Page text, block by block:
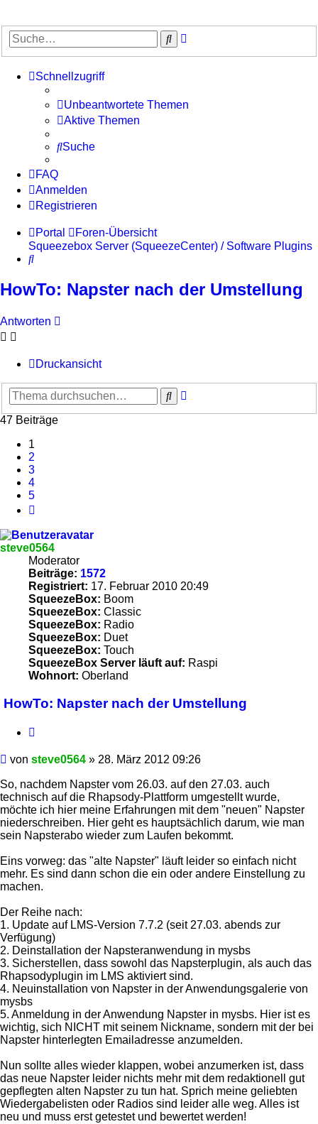
Suche
Schnellzugriff
Unbeantwortete Themen
Aktive Themen
Suche
FAQ
Anmelden
Registrieren
Portal
Foren-Übersicht
Squeezebox Server (SqueezeCenter) / Software Plugins
Suche
HowTo: Napster nach der Umstellung
Antworten
Druckansicht
Suche
47 Beiträge
1
2
3
4
5
steve0564
Moderator
Beiträge: 1572
Registriert: 17. Februar 2010 20:49
SqueezeBox: Boom
SqueezeBox: Classic
SqueezeBox: Radio
SqueezeBox: Duet
SqueezeBox: Touch
SqueezeBox Server läuft auf: Raspi
Wohnort: Oberland
HowTo: Napster nach der Umstellung
Beitrag
von steve0564 » 28. März 2012 09:26
So, nachdem Napster vom 26.03. auf den 27.03. auch
technisch auf die Rhapsody-Plattform umgestellt wurde,
möchte ich hier meine Erfahrungen mit dem "neuen" Napster
niederschreiben. Hier geht es hauptsächlich darum, wie man
sein Napsterabo wieder zum Laufen bekommt.
Eins vorweg: das "alte Napster" läuft leider so einfach nicht
mehr. Es sind dann schon die ein oder andere Einstellung zu
machen.
Der Reihe nach:
1. Update auf LMS-Version 7.7.2 (seit 27.03. abends zur
Verfügung)
2. Deinstallation der Napsteranwendung in mysbs
3. Sicherstellen, dass sowohl das Napsterplugin, als auch das
Rhapsodyplugin im LMS aktiviert sind.
4. Neuinstallation von Napster in der Anwendungsgalerie von
mysbs
5. Anmeldung in der Anwendung Napster in mysbs. Hier ist es
wichtig, sich NICHT mit seinem Nickname, sondern mit der bei
Napster hinterlegten Emailadresse anzumelden.
Nun sollte alles wieder klappen, wobei anzumerken ist, dass
das neue Napster leider nichts mehr mit dem redaktionell gut
gepflegten alten Napster zu tun hat. Sprich meine geliebten
Wiedergabelisten oder Radios sind leider alle weg. Alles ist
neu und muss erst getestet und bewertet werden!